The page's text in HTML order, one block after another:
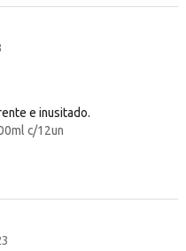
e inusitado.
c/12un